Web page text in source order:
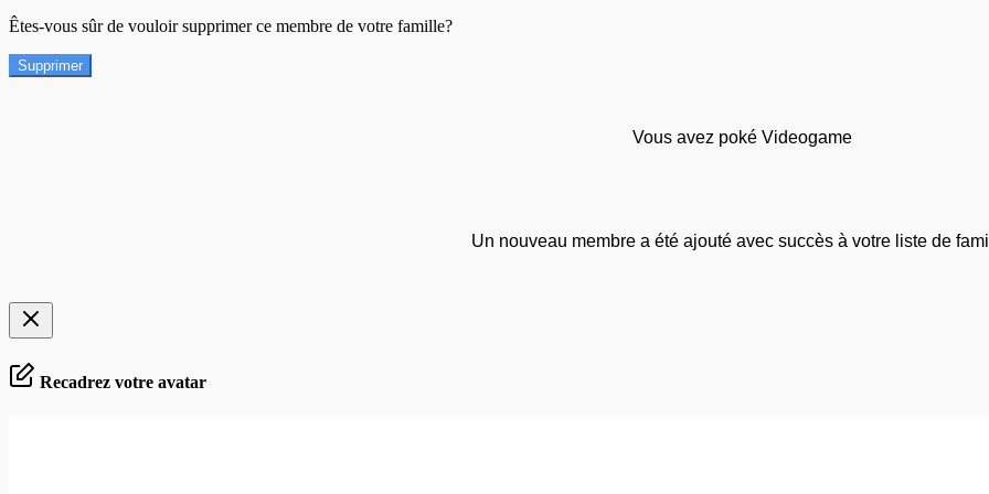
Êtes-vous sûr de vouloir supprimer ce membre de votre famille?
Supprimer
Vous avez poké Videogame
Un nouveau membre a été ajouté avec succès à votre liste de
Recadrez votre avatar